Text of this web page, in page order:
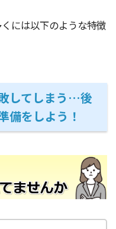
には以下のような特徴
してしまう…後
備をしよう！